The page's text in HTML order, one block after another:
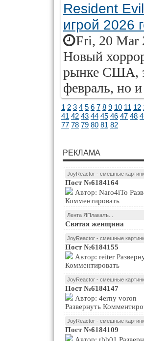
Resident
игрой 2026
Fri, 20 Mar
Новый
рынке США,
февраль, но
1 2 3 4 5 6 7 8 9 10 11 12
41 42 43 44 45 46 47 48
77 78 79 80 81 82
РЕКЛАМА
JoyReactor - смешные
Пост №6184164
Комментировать
Лента ЯПлакалъ...
Святая женщина
JoyReactor - смешные
Пост №6184155
Комментировать
JoyReactor - смешные
Пост №6184147
Развернуть
JoyReactor - смешные
Пост №6184109